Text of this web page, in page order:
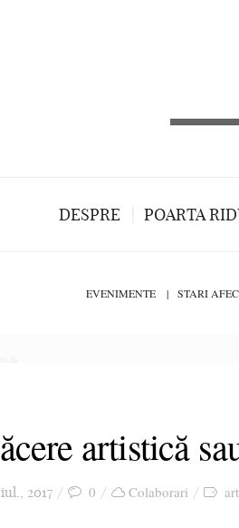
DESPRE POARTA
EVENIMENTE STARI
artistică
iul., 2017 0 Colaborari